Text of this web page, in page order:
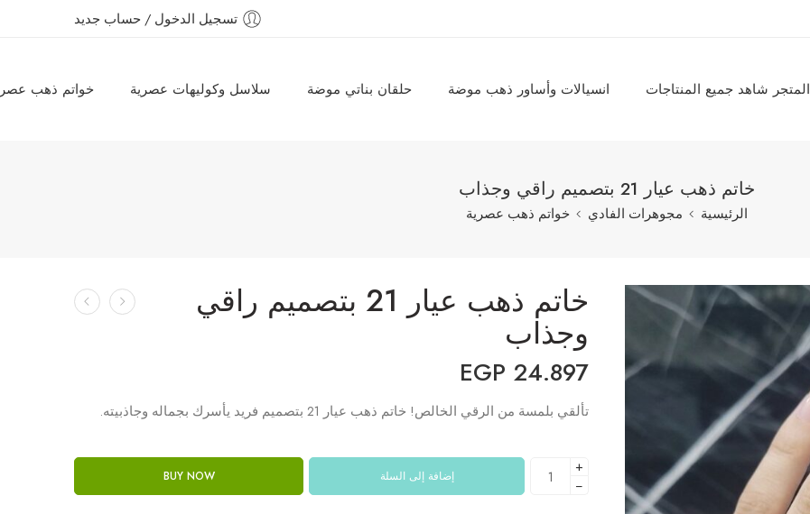
تسجيل الدخول / حساب جديد
المتجر شاهد جميع المنتاجات انسيالات وأساور ذهب موضة حلقان بناتي موضة سلاسل وكوليهات عصرية خواتم ذهب
خاتم ذهب عيار 21 بتصميم راقي وجذاب
الرئيسية مجوهرات الفادي خواتم ذهب عصرية
خاتم ذهب عيار 21 بتصميم راقي
وجذاب
24.897
EGP
تألقي بلمسة من الرقي الخالص! خاتم ذهب عيار 21 بتصميم فريد يأسرك بجماله وجاذبيته.
+
−
إضافة إلى السلة BUY NOW